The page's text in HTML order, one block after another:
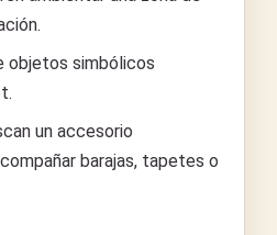
objetos simbólicos
un accesorio
barajas, tapetes o